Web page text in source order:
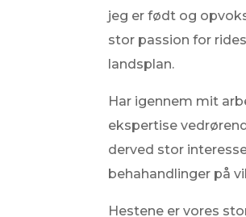
jeg er født og
stor passion for
landsplan.
Har igennem mit
ekspertise
derved stor
behahandlinger på
​Hestene er vores